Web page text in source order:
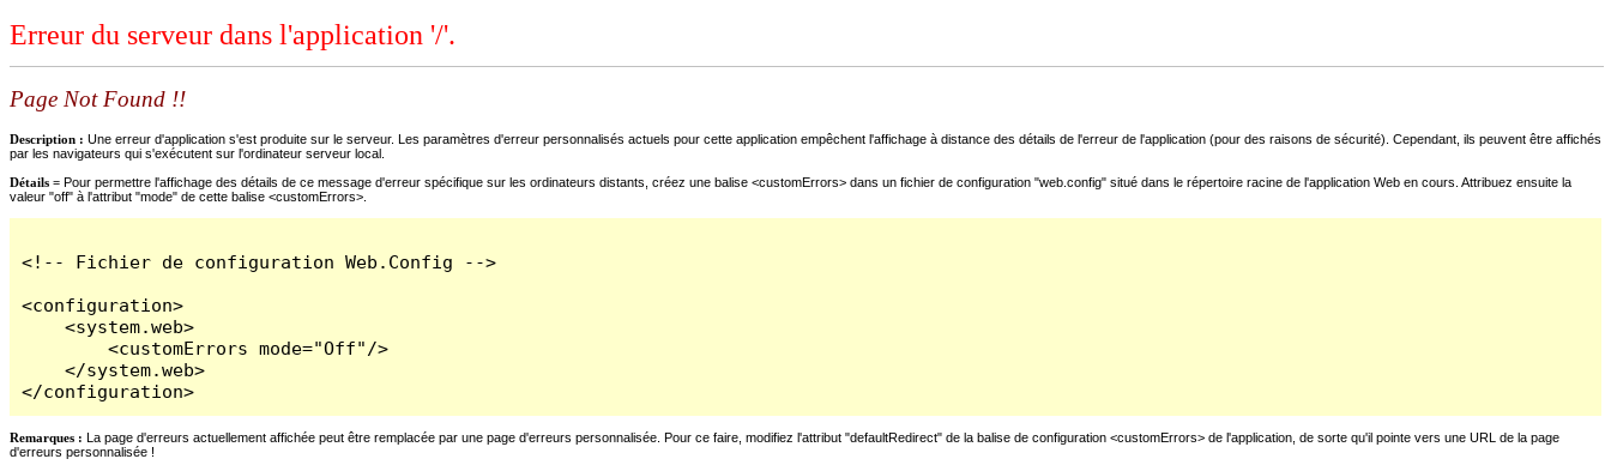
Erreur du serveur dans l'application '/'.
Page Not Found !!
Description : Une erreur d'application s'est produite sur le serveur. Les paramètres d'erreur personnalisés actuels pour cette application empêchent l'affichage à distance des détails de l'erreur de l'application (pour des raisons de sécurité). Cependant, ils peuvent être affichés
par les navigateurs qui s'exécutent sur l'ordinateur serveur local.
Détails = Pour permettre l'affichage des détails de ce message d'erreur spécifique sur les ordinateurs distants, créez une balise <customErrors> dans un fichier de configuration "web.config" situé dans le répertoire racine de l'application Web en cours. Attribuez ensuite la
valeur "off" à l'attribut "mode" de cette balise <customErrors>.
<!-- Fichier de configuration Web.Config -->
<configuration>
    <system.web>
        <customErrors mode="Off"/>
    </system.web>
</configuration>
Remarques : La page d'erreurs actuellement affichée peut être remplacée par une page d'erreurs personnalisée. Pour ce faire, modifiez l'attribut "defaultRedirect" de la balise de configuration <customErrors> de l'application, de sorte qu'il pointe vers une URL de la page
d'erreurs personnalisée !